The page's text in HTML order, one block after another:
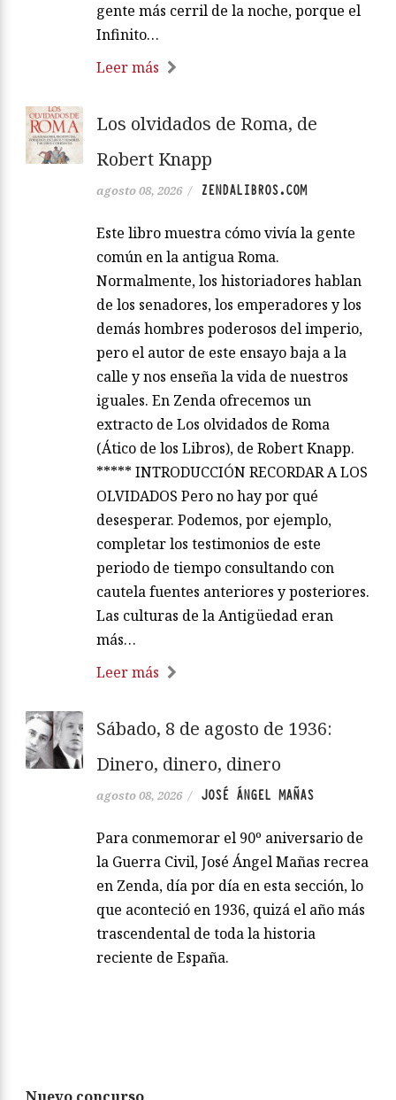
gente más cerril de la noche, porque el
Infinito…
Leer más
Los olvidados de Roma, de
Robert Knapp
agosto 08, 2026 / ZENDALIBROS.COM
Este libro muestra cómo vivía la gente
común en la antigua Roma.
Normalmente, los historiadores hablan
de los senadores, los emperadores y los
demás hombres poderosos del imperio,
pero el autor de este ensayo baja a la
calle y nos enseña la vida de nuestros
iguales. En Zenda ofrecemos un
extracto de Los olvidados de Roma
(Ático de los Libros), de Robert Knapp.
***** INTRODUCCIÓN RECORDAR A LOS
OLVIDADOS Pero no hay por qué
desesperar. Podemos, por ejemplo,
completar los testimonios de este
periodo de tiempo consultando con
cautela fuentes anteriores y posteriores.
Las culturas de la Antigüedad eran
más…
Leer más
Sábado, 8 de agosto de 1936:
Dinero, dinero, dinero
agosto 08, 2026 / JOSÉ ÁNGEL MAÑAS
Para conmemorar el 90º aniversario de
la Guerra Civil, José Ángel Mañas recrea
en Zenda, día por día en esta sección, lo
que aconteció en 1936, quizá el año más
trascendental de toda la historia
reciente de España.